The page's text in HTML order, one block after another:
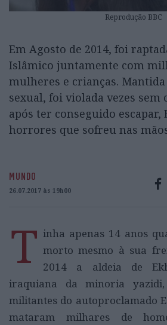
Reprodução BBC
Em Agosto de 2014, foi
Islâmico juntamente com
mulheres e crianças. Mantida
sexual, foi violada vezes sem
após ter conseguido escapar,
horrores que sofreu nas
MUNDO
26.07.2017 às 19h00
T inha apenas 14 anos
morto mesmo à sua
2014 a aldeia de
iraquiana da minoria
militantes do autoproclamado
mataram milhares de